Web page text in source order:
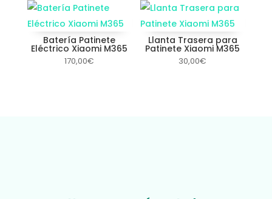
Batería Patinete
Eléctrico Xiaomi M365
170,00€
Llanta Trasera para
Patinete Xiaomi M365
30,00€